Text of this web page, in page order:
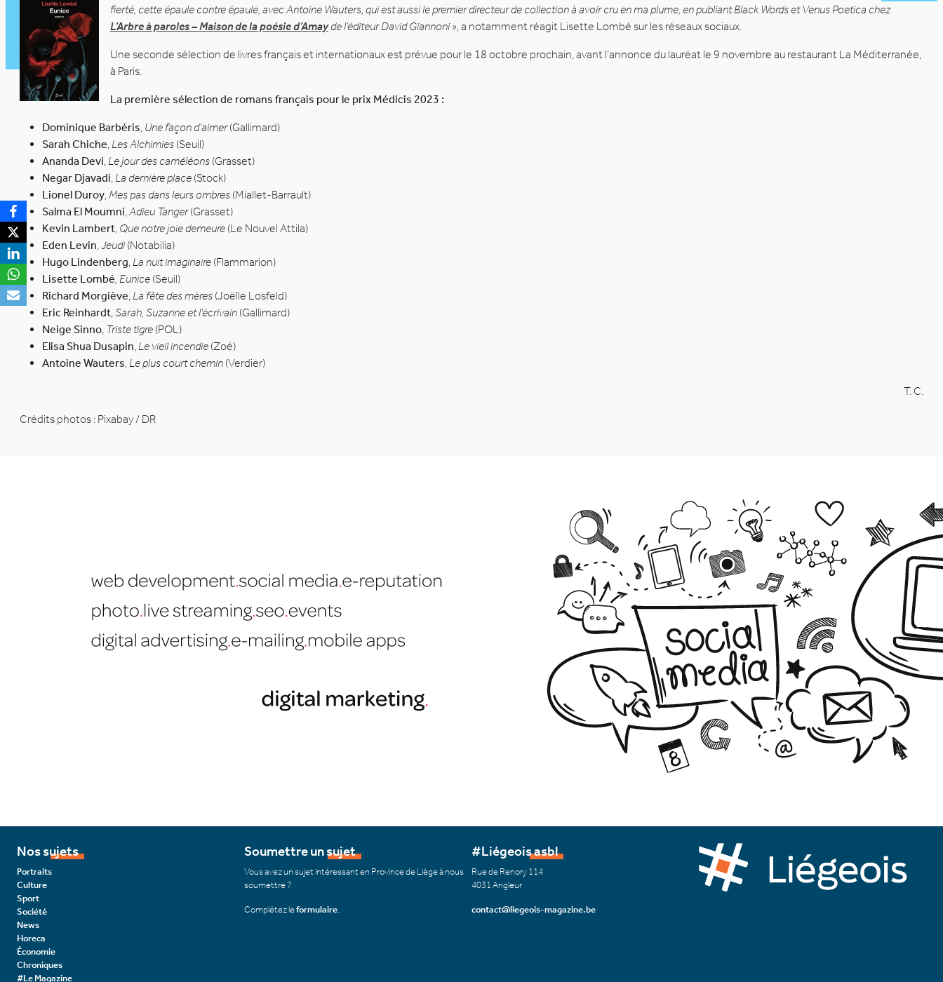
fierté, cette épaule contre épaule, avec Antoine Wauters, qui est aussi le premier directeur de collection à avoir cru en ma plume, en publiant Black Words et Venus Poetica chez
L’Arbre à paroles – Maison de la poésie d’Amayde l’éditeur David Giannoni », a notamment réagit Lisette Lombé sur les réseaux sociaux.
Une seconde sélection de livres français et internationaux est prévue pour le 18 octobre prochain, avant l’annonce du lauréat le 9 novembre au restaurant La Méditerranée,
à Paris.
La première sélection de romans français pour le prix Médicis 2023 :
Dominique Barbéris, Une facon d’aimer(Gallimard)
Sarah Chiche, Les Alchimies (Seuil)
Ananda Devi, Le jour des caméléons (Grasset)
Negar Djavadi, La dernière place (Stock)
Lionel Duroy,Mes pas dans leurs ombres (Miallet-Barrault)
Salma El Moumni,Adieu Tanger(Grasset)
Kevin Lambert, Que notre joie demeure (Le Nouvel Attila)
Eden Levin,Jeudi(Notabilia)
Hugo Lindenberg, La nuit imaginaire (Flammarion)
Lisette Lombé, Eunice (Seuil)
Richard Morgiève, La fête des mères (Joëlle Losfeld)
Eric Reinhardt,Sarah, Suzanne et l’écrivain (Gallimard)
Neige Sinno, Triste tigre (POL)
Elisa Shua Dusapin, Le vieil incendie (Zoé)
Antoine Wauters, Le plus court chemin (Verdier)
T. C.
Crédits photos : Pixabay / DR
Nos sujets
Portraits
Culture
Sport
Société
News
Horeca
Économie
Chroniques
#Le Magazine
Soumettre un sujet
Vous avez un sujet intéressant en Province de Liège à nous
soumettre ?
Complétez leformulaire
#Liégeois asbl
Rue de Renory 114
4031 Angleur
contact@liegeois-magazine.be